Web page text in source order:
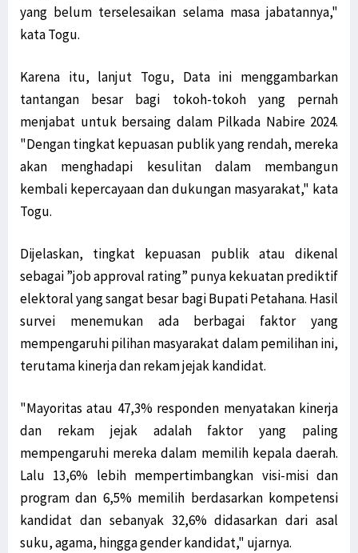
yang belum terselesaikan selama masa jabatannya,"
kata Togu.
Karena itu, lanjut Togu, Data ini menggambarkan
tantangan besar bagi tokoh-tokoh yang pernah
menjabat untuk bersaing dalam Pilkada Nabire 2024.
"Dengan tingkat kepuasan publik yang rendah, mereka
akan menghadapi kesulitan dalam membangun
kembali kepercayaan dan dukungan masyarakat," kata
Togu.
Dijelaskan, tingkat kepuasan publik atau dikenal
sebagai ”job approval rating” punya kekuatan prediktif
elektoral yang sangat besar bagi Bupati Petahana. Hasil
survei menemukan ada berbagai faktor yang
mempengaruhi pilihan masyarakat dalam pemilihan ini,
terutama kinerja dan rekam jejak kandidat.
"Mayoritas atau 47,3% responden menyatakan kinerja
dan rekam jejak adalah faktor yang paling
mempengaruhi mereka dalam memilih kepala daerah.
Lalu 13,6% lebih mempertimbangkan visi-misi dan
program dan 6,5% memilih berdasarkan kompetensi
kandidat dan sebanyak 32,6% didasarkan dari asal
suku, agama, hingga gender kandidat," ujarnya.